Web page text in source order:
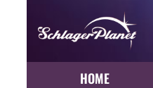
HOME